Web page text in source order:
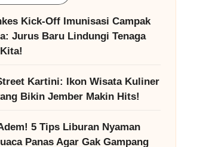
Kick-Off Imunisasi Campak
Jurus Baru Lindungi Tenaga
Kartini: Ikon Wisata Kuliner
Bikin Jember Makin Hits!
5 Tips Liburan Nyaman
Panas Agar Gak Gampang